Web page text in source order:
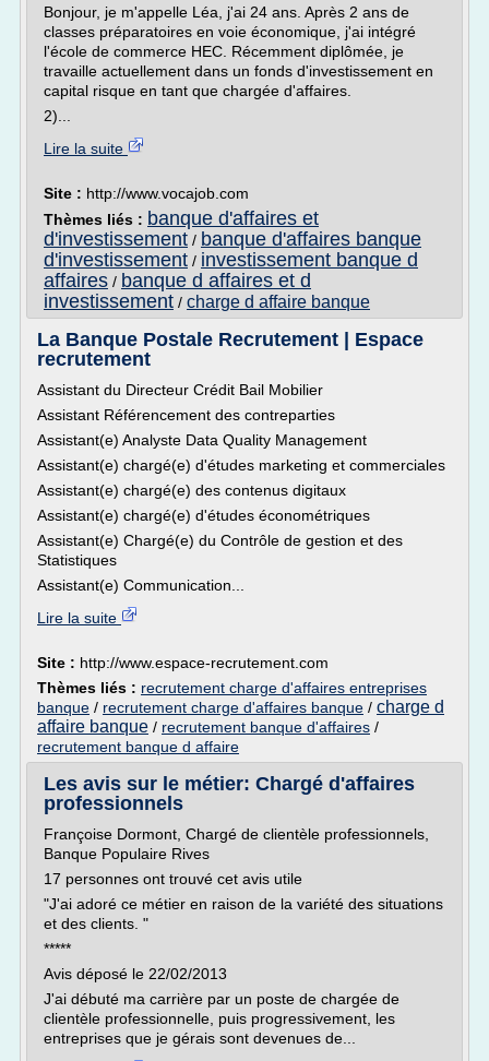
Bonjour, je m'appelle Léa, j'ai 24 ans. Après 2 ans de
classes préparatoires en voie économique, j'ai intégré
l'école de commerce HEC. Récemment diplômée, je
travaille actuellement dans un fonds d'investissement en
capital risque en tant que chargée d'affaires.
2)...
Lire la suite
Site : http://www.vocajob.com
Thèmes liés : banque d'affaires et
d'investissement / banque d'affaires banque
d'investissement / investissement banque d
affaires / banque d affaires et d
investissement / charge d affaire banque
La Banque Postale Recrutement | Espace
recrutement
Assistant du Directeur Crédit Bail Mobilier
Assistant Référencement des contreparties
Assistant(e) Analyste Data Quality Management
Assistant(e) chargé(e) d'études marketing et commerciales
Assistant(e) chargé(e) des contenus digitaux
Assistant(e) chargé(e) d'études économétriques
Assistant(e) Chargé(e) du Contrôle de gestion et des
Statistiques
Assistant(e) Communication...
Lire la suite
Site : http://www.espace-recrutement.com
Thèmes liés : recrutement charge d'affaires entreprises
banque / recrutement charge d'affaires banque / charge d
affaire banque / recrutement banque d'affaires /
recrutement banque d affaire
Les avis sur le métier: Chargé d'affaires
professionnels
Françoise Dormont, Chargé de clientèle professionnels,
Banque Populaire Rives
17 personnes ont trouvé cet avis utile
"J'ai adoré ce métier en raison de la variété des situations
et des clients. "
*****
Avis déposé le 22/02/2013
J'ai débuté ma carrière par un poste de chargée de
clientèle professionnelle, puis progressivement, les
entreprises que je gérais sont devenues de...